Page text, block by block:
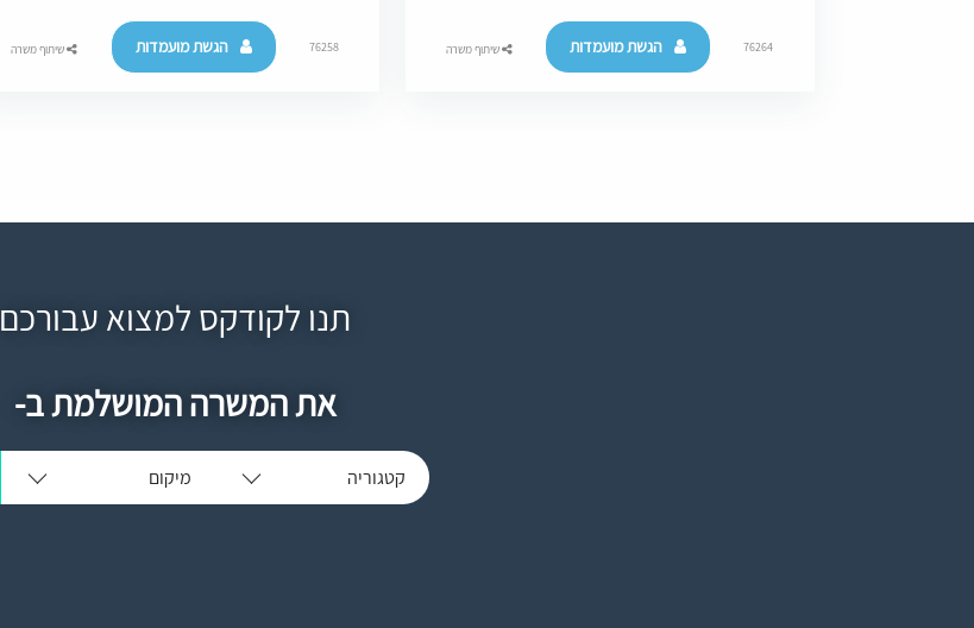
76264 הגשת מועמדות שיתוף משרה 76258 הגשת מועמדות שיתוף משרה
תנו לקודקס למצוא עבורכם
את המשרה המושלמת ב-
קטגוריה מיקום